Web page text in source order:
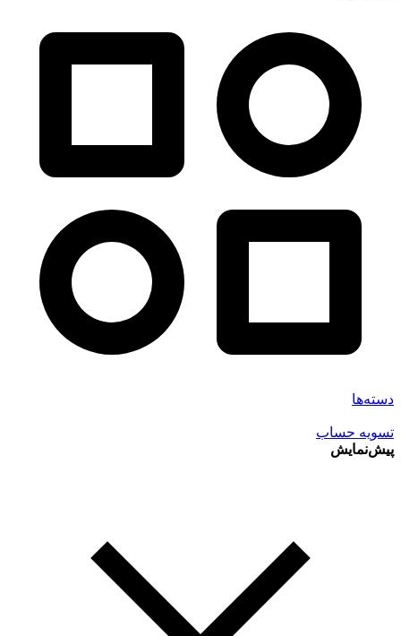
دسته‌ها
تسویه حساب
پیش‌نمایش